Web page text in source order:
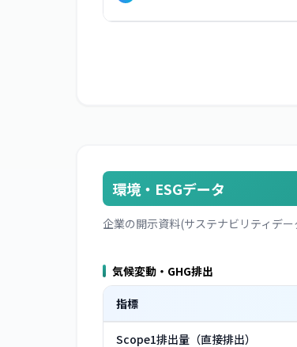
環境・ESGデータ
企業の開示資料(サステナビリティデ
気候変動・GHG排出
指標
Scope1排出量（直接排出）